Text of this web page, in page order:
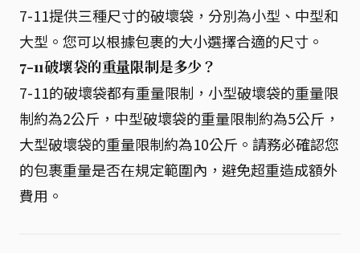
7-11提供三種尺寸的破壞袋，分別為小型、中型和
大型。您可以根據包裹的大小選擇合適的尺寸。
7-11破壞袋的重量限制是多少？
7-11的破壞袋都有重量限制，小型破壞袋的重量限
制約為2公斤，中型破壞袋的重量限制約為5公斤，
大型破壞袋的重量限制約為10公斤。請務必確認您
的包裹重量是否在規定範圍內，避免超重造成額外
費用。